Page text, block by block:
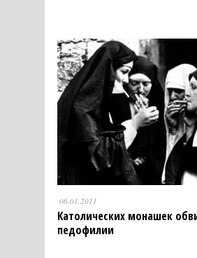
06.01.2011
Католических монашек
педофилии